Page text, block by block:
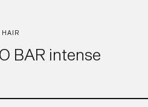
HAIR
BAR intense